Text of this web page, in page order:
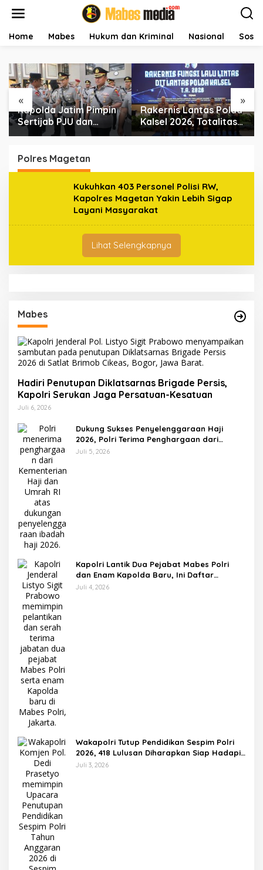
Home Mabes Hukum dan Kriminal Nasional
« »
Kapolda Jatim Pimpin
Sertijab PJU dan
Kapolres, Perkuat
Kepemimpinan dan
Pelayanan Presisi
Rakernis Lantas Polda
Kalsel 2026, Totalitas
Internalisasi Polantas
Polres Magetan
Kukuhkan 403 Personel Polisi RW,
Kapolres Magetan Yakin Lebih Sigap
Layani Masyarakat
Lihat Selengkapnya
Mabes
Hadiri Penutupan Diklatsarnas Brigade Persis,
Kapolri Serukan Jaga Persatuan-Kesatuan
Juli 6, 2026
Dukung Sukses Penyelenggaraan Haji
2026, Polri Terima Penghargaan dari
Kemenhaj dan Umrah
Juli 5, 2026
Kapolri Lantik Dua Pejabat Mabes Polri
dan Enam Kapolda Baru, Ini Daftar
Lengkapnya
Juli 4, 2026
Wakapolri Tutup Pendidikan Sespim Polri
2026, 418 Lulusan Diharapkan Siap Hadapi
Tantangan Era Digital
Juli 3, 2026